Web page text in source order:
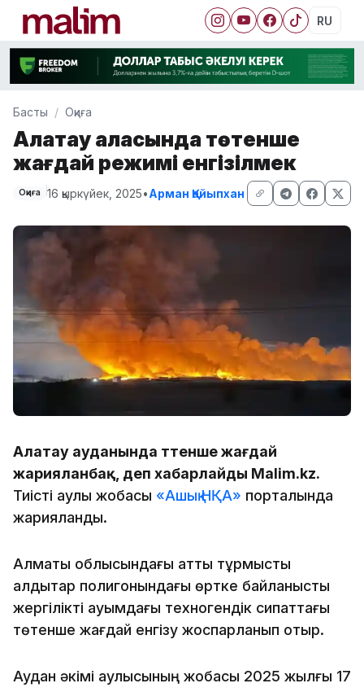
RU
Басты Оқиға
Алатау қаласында төтенше
жағдай режимі енгізілмек
Оқиға 16 қыркүйек, 2025•Арман Қайыпхан
Алатау ауданында төтенше жағдай
жарияланбақ, деп хабарлайды Malim.kz.
Тиісті қаулы жобасы «Ашық НҚА» порталында
жарияланды.
Алматы облысындағы қатты тұрмыстық
қалдықтар полигонындағы өртке байланысты
жергілікті ауқымдағы техногендік сипаттағы
төтенше жағдай енгізу жоспарланып отыр.
Аудан әкімі қаулысының жобасы 2025 жылғы 17